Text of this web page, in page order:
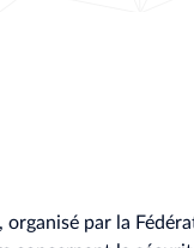
par la